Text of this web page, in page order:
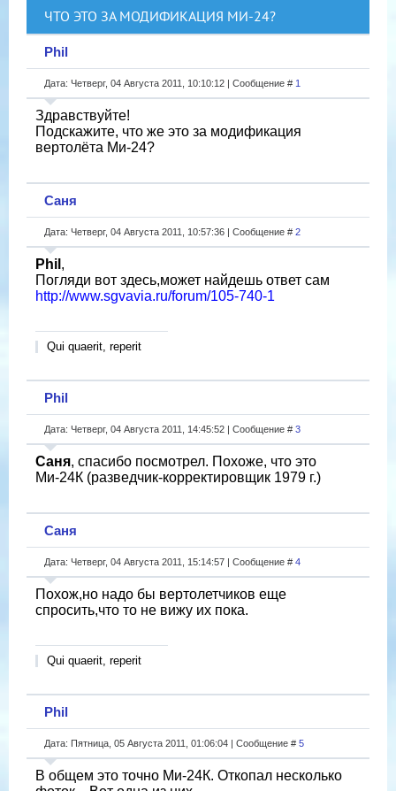
ЧТО ЭТО ЗА МОДИФИКАЦИЯ МИ-24?
Phil
Дата: Четверг, 04 Августа 2011, 10:10:12 | Сообщение # 1
Здравствуйте!
Подскажите, что же это за модификация
вертолёта Ми-24?
Саня
Дата: Четверг, 04 Августа 2011, 10:57:36 | Сообщение # 2
Phil ,
Погляди вот здесь,может найдешь ответ сам
http://www.sgvavia.ru/forum/105-740-1
Qui quaerit, reperit
Phil
Дата: Четверг, 04 Августа 2011, 14:45:52 | Сообщение # 3
Саня, спасибо посмотрел. Похоже, что это
Ми-24К (разведчик-корректировщик 1979 г.)
Саня
Дата: Четверг, 04 Августа 2011, 15:14:57 | Сообщение # 4
Похож,но надо бы вертолетчиков еще
спросить,что то не вижу их пока.
Qui quaerit, reperit
Phil
Дата: Пятница, 05 Августа 2011, 01:06:04 | Сообщение # 5
В общем это точно Ми-24К. Откопал несколько